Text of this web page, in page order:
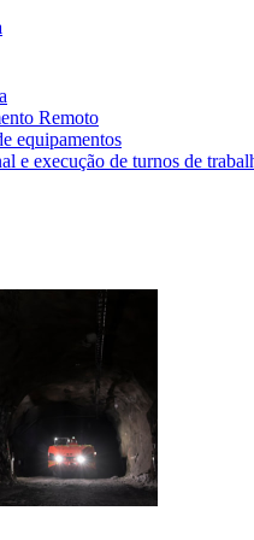
Remoto
equipamentos
e execução de turnos de